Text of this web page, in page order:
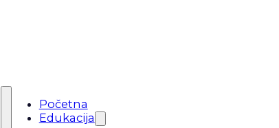
Početna
Edukacija